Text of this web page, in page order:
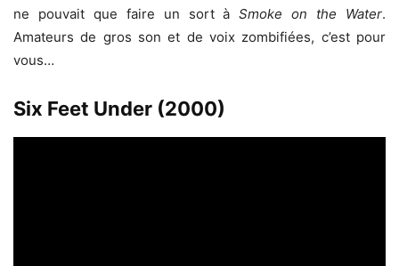
ne pouvait que faire un sort àSmoke on the Water.
Amateurs de gros son et de voix zombifiées, c’est pour
vous…
Six Feet Under (2000)